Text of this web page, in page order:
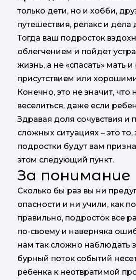
только дети, но и хобби,
путешествия, релакс и дела
Тогда ваш подросток
облегчением и пойдет
жизнь, а не «спасать» мать
присутствием или
Конечно, это не значит, что
веселиться, даже если
Здравая доля сочувствия и
сложных ситуациях – это то,
подростки будут вам
этом следующий пункт.
За понимание
Сколько бы раз вы ни
опасности и ни учили, как
правильно, подросток все
по-своему и наверняка
нам так сложно наблюдать
бурный поток событий
ребенка к неотвратимой